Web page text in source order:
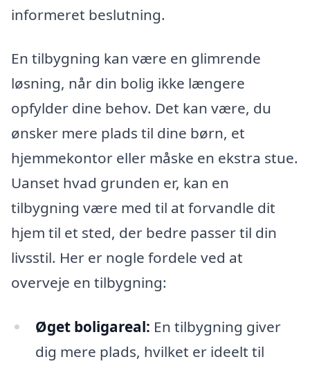
informeret beslutning.
En tilbygning kan være en glimrende
løsning, når din bolig ikke længere
opfylder dine behov. Det kan være, du
ønsker mere plads til dine børn, et
hjemmekontor eller måske en ekstra stue.
Uanset hvad grunden er, kan en
tilbygning være med til at forvandle dit
hjem til et sted, der bedre passer til din
livsstil. Her er nogle fordele ved at
overveje en tilbygning:
Øget boligareal: En tilbygning giver
dig mere plads, hvilket er ideelt til